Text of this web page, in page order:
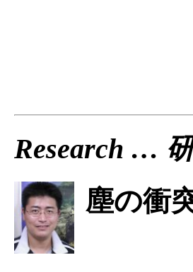
Research …
塵の衝